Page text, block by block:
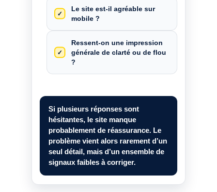
Le site est-il agréable sur
mobile ?
Ressent-on une impression
générale de clarté ou de flou
?
Si plusieurs réponses sont
hésitantes, le site manque
probablement de réassurance. Le
problème vient alors rarement d’un
seul détail, mais d’un ensemble de
signaux faibles à corriger.